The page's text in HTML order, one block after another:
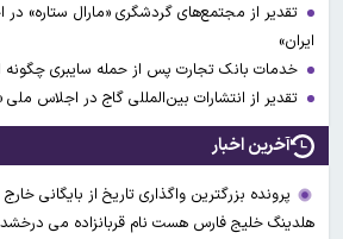
تقدیر از مجتمع‌های گردشگری «مارال ستاره»
ایران»
خدمات بانک تجارت پس از حمله سایبری چگونه
تقدیر از انتشارات بین‌المللی گاج در اجلاس ملی
آخرین اخبار
پرونده بزرگترین واگذاری تاریخ از بایگانی
هلدینگ خلیج فارس هست نام قربانزاده می